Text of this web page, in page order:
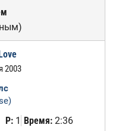
2003
Р:1 Время:2:36